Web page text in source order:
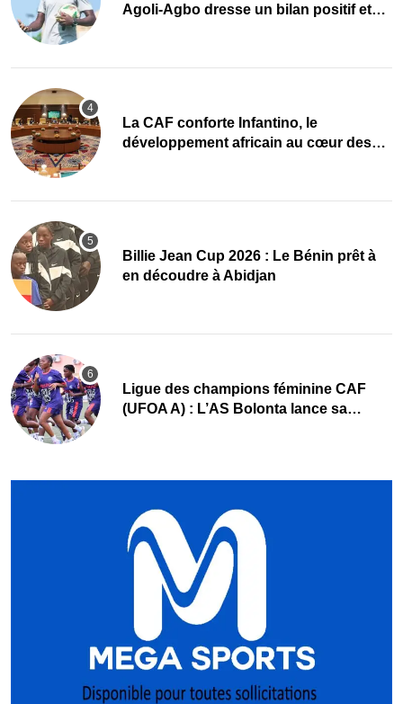
Agoli-Agbo dresse un bilan positif et
La CAF conforte Infantino, le
développement africain au cœur des
Billie Jean Cup 2026 : Le Bénin prêt à
en découdre à Abidjan
Ligue des champions féminine CAF
(UFOA A) : L’AS Bolonta lance sa